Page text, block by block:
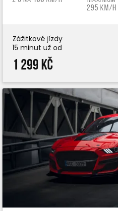
295 km/h
Zážitkové jízdy
15 minut už od
1 299 Kč